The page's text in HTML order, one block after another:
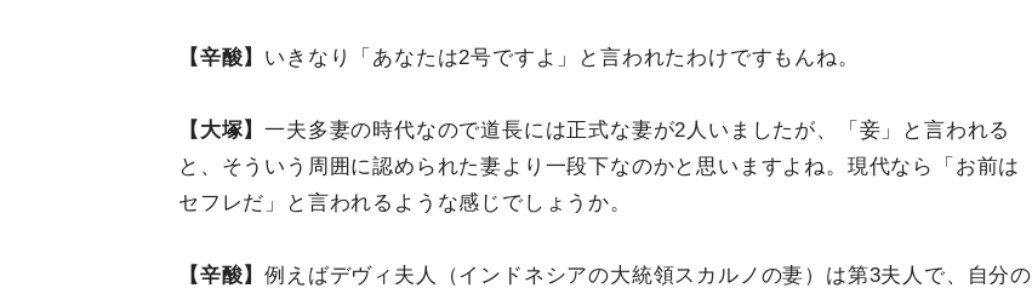
【辛酸】 いきなり「あなたは2号ですよ」と言われたわけですもんね。
【大塚】一夫多妻の時代なので道長には正式な妻が2人いましたが、「妾」と言われる
と、そういう周囲に認められた妻より一段下なのかと思いますよね。現代なら「お前は
セフレだ」と言われるような感じでしょうか。
【辛酸】例えばデヴィ夫人（インドネシアの大統領スカルノの妻）は第3夫人で、自分の